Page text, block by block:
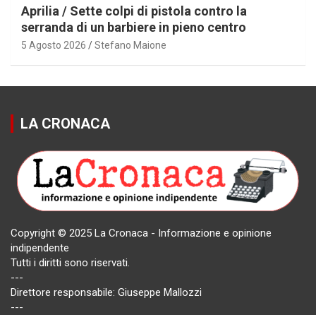
Aprilia / Sette colpi di pistola contro la
serranda di un barbiere in pieno centro
5 Agosto 2026 Stefano Maione
LA CRONACA
Copyright © 2025 La Cronaca - Informazione e opinione
indipendente
Tutti i diritti sono riservati.
---
Direttore responsabile: Giuseppe Mallozzi
---